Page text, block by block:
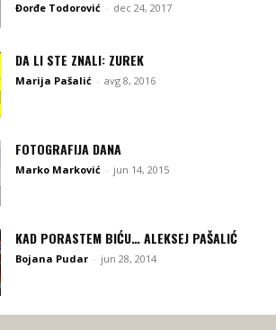
Đorđe Todorović - dec 24, 2017
DA LI STE ZNALI: ZUREK
Marija Pašalić - avg 8, 2016
FOTOGRAFIJA DANA
Marko Marković - jun 14, 2015
KAD PORASTEM BIĆU… ALEKSEJ PAŠALIĆ
Bojana Pudar - jun 28, 2014